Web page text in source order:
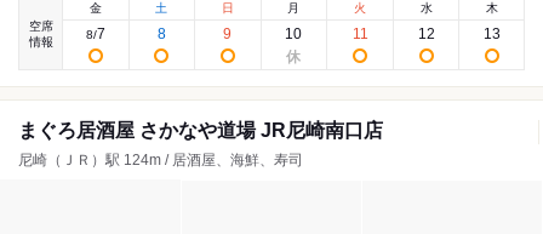
空席
情報
金
8/7
土
8
日
9
月
10
火
11
水
12
木
13
まぐろ居酒屋 さかなや道場 JR尼崎南口店
尼崎（ＪＲ）駅 124m / 居酒屋、海鮮、寿司